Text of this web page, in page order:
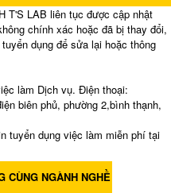
T'S LAB liên tục được cập nhật
chính xác hoặc đã bị thay đổi,
dụng để sửa lại hoặc thông
làm Dịch vụ. Điện thoại:
biên phủ, phường 2,bình thạnh,
tuyển dụng việc làm miễn phí tại
CÙNG NGÀNH NGHỀ